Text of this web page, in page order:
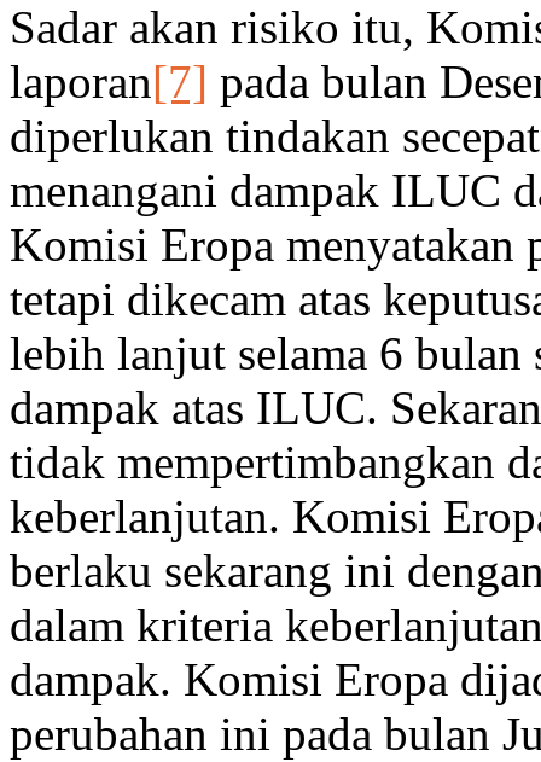
Sadar akan risiko itu,
laporan[7] pada bulan
diperlukan tindakan
menangani dampak ILUC
Komisi Eropa menyatakan
tetapi dikecam atas
lebih lanjut selama 6
dampak atas ILUC.
tidak mempertimbangkan
keberlanjutan. Komisi
berlaku sekarang ini
dalam kriteria
dampak. Komisi Eropa
perubahan ini pada bulan